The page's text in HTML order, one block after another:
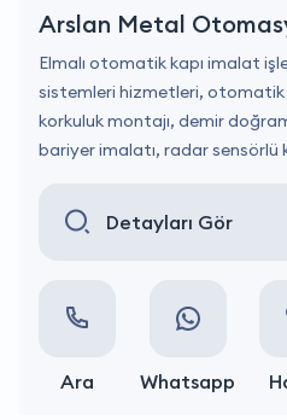
Arslan Metal
Elmalı otomatik kapı imalat
sistemleri hizmetleri, otomatik
korkuluk montajı, demir
bariyer imalatı, radar sensörlü
Detayları Gör
Ara Whatsapp